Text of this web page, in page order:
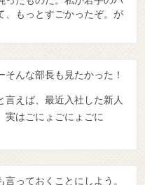
、もっとすごかったぞ。が
んな部長も見たかった！
言えば、最近入社した新人
実はごにょごにょごに
っておくことにしよう。